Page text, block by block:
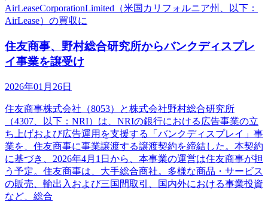
AirLeaseCorporationLimited（米国カリフォルニア州、以下：
AirLease）の買収に
住友商事、野村総合研究所からバンクディスプレ
イ事業を譲受け
2026年01月26日
住友商事株式会社（8053）と株式会社野村総合研究所
（4307、以下：NRI）は、NRIの銀行における広告事業の立
ち上げおよび広告運用を支援する「バンクディスプレイ」事
業を、住友商事に事業譲渡する譲渡契約を締結した。本契約
に基づき、2026年4月1日から、本事業の運営は住友商事が担
う予定。住友商事は、大手総合商社。多様な商品・サービス
の販売、輸出入および三国間取引、国内外における事業投資
など、総合